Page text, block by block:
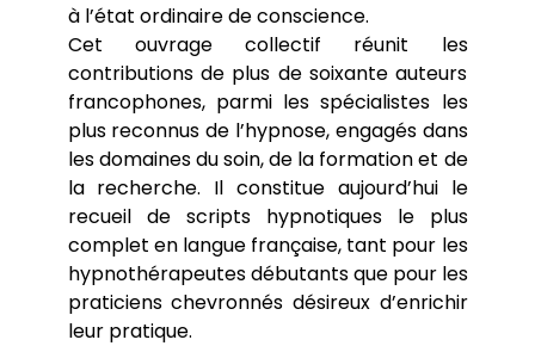
à l’état ordinaire de conscience.
Cet ouvrage collectif réunit les
contributions de plus de soixante auteurs
francophones, parmi les spécialistes les
plus reconnus de l’hypnose, engagés dans
les domaines du soin, de la formation et de
la recherche. Il constitue aujourd’hui le
recueil de scripts hypnotiques le plus
complet en langue française, tant pour les
hypnothérapeutes débutants que pour les
praticiens chevronnés désireux d’enrichir
leur pratique.